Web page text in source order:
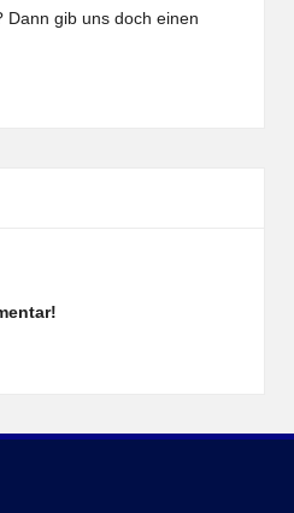
Dann gib uns doch einen